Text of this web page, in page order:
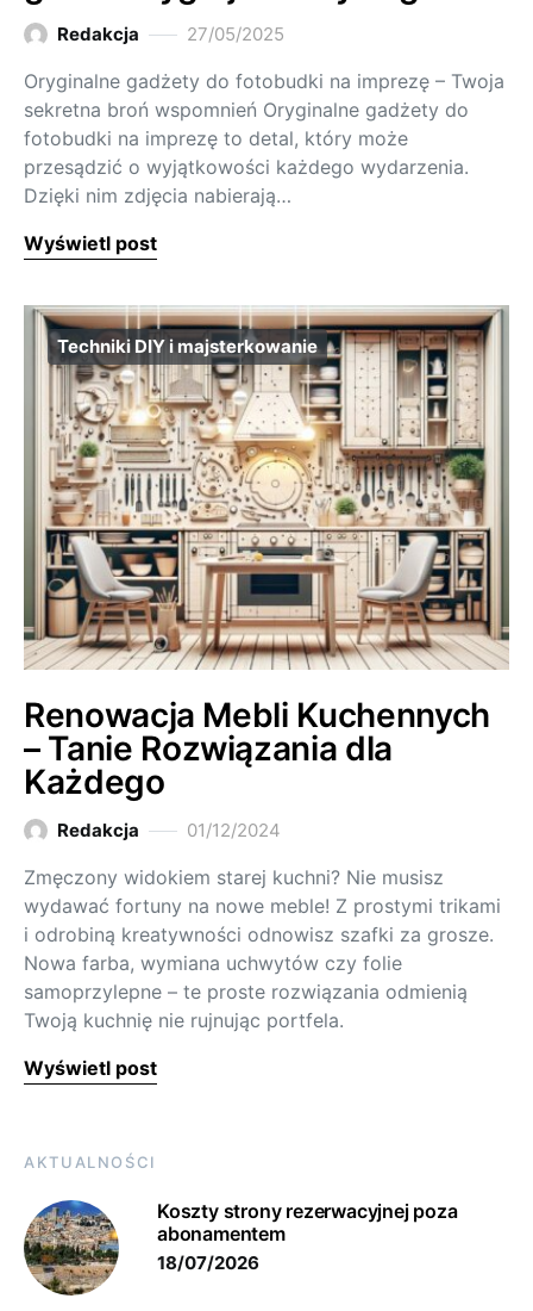
Redakcja 27/05/2025
Oryginalne gadżety do fotobudki na imprezę – Twoja
sekretna broń wspomnień Oryginalne gadżety do
fotobudki na imprezę to detal, który może
przesądzić o wyjątkowości każdego wydarzenia.
Dzięki nim zdjęcia nabierają…
Wyświetl post
Techniki DIY i majsterkowanie
Renowacja Mebli Kuchennych
– Tanie Rozwiązania dla
Każdego
Redakcja 01/12/2024
Zmęczony widokiem starej kuchni? Nie musisz
wydawać fortuny na nowe meble! Z prostymi trikami
i odrobiną kreatywności odnowisz szafki za grosze.
Nowa farba, wymiana uchwytów czy folie
samoprzylepne – te proste rozwiązania odmienią
Twoją kuchnię nie rujnując portfela.
Wyświetl post
AKTUALNOŚCI
Koszty strony rezerwacyjnej poza
abonamentem
18/07/2026